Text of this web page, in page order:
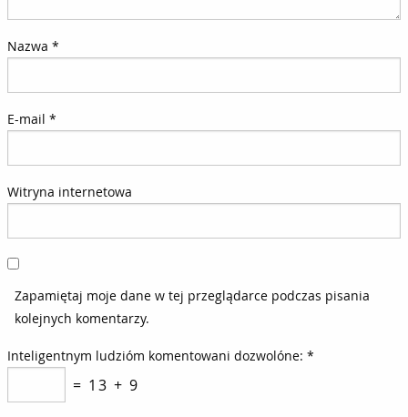
Nazwa *
E-mail *
Witryna internetowa
Zapamiętaj moje dane w tej przeglądarce podczas pisania
kolejnych komentarzy.
Inteligentnym ludzióm komentowani dozwolóne: *
= 13 + 9